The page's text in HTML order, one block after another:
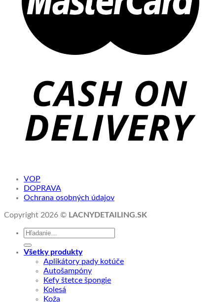
VOP
DOPRAVA
Ochrana osobných údajov
Copyright 2026 © LACNYDETAILING.SK
Hľadať:
Všetky produkty
Aplikátory pady kotúče
Autošampóny
Kefy štetce špongie
Kolesá
Koža